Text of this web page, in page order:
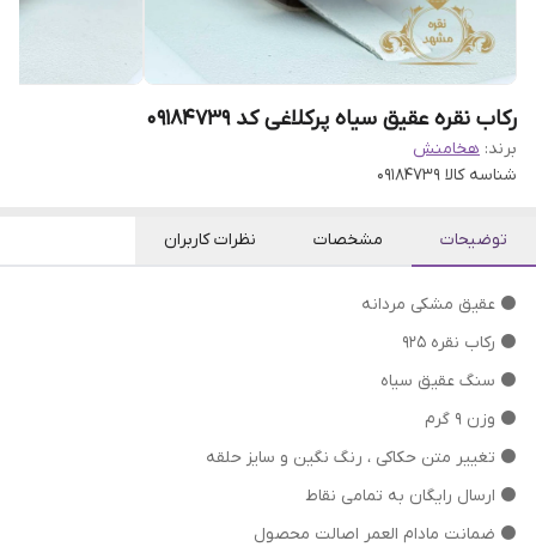
رکاب نقره عقیق سیاه پرکلاغی کد 09184739
برند: هخامنش
شناسه کالا 09184739
توضیحات مشخصات نظرات کاربران
⚫ عقیق مشکی مردانه
⚫ رکاب نقره 925
⚫ سنگ عقیق سیاه
⚫ وزن ۹ گرم
⁦⁩⚫ تغییر متن حکاکی ، رنگ نگین و سایز حلقه
⚫ ارسال رایگان به تمامی نقاط
⚫ ضمانت مادام العمر اصالت محصول